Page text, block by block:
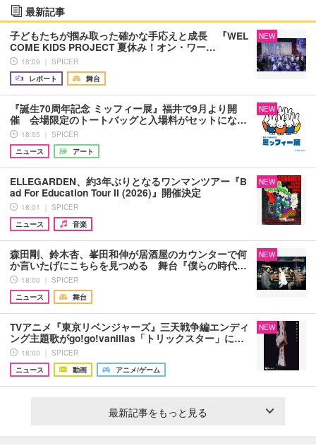
最新記事
子どもたちが掴み取った確かな手応えと成長 『WEL
COME KIDS PROJECT 夏休み！オン・ワー…
18:09 ｜ SPICER
レポート
舞台
NEW
『誕生70周年記念 ミッフィー展』福井で9月より開
催 会場限定のトートバッグと入場料がセットにな…
18:05 ｜ SPICER
ニュース
アート
NEW
ELLEGARDEN、約3年ぶりとなるワンマンツアー『B
ad For Education Tour II (2026)』開催決定
18:01 ｜ SPICER
ニュース
音楽
NEW
森田剛、鈴木杏、峯田和伸が居酒屋のカウンターで何
か言いたげにこちらを見つめる 舞台『僕らの時代…
18:00 ｜ SPICER
ニュース
舞台
NEW
TVアニメ『東京リベンジャーズ』三天戦争編エンディ
ング主題歌がgo!go!vanillas「トリックスター」に…
18:00 ｜ SPICER
ニュース
動画 アニメ/ゲーム
NEW
最新記事をもっと見る